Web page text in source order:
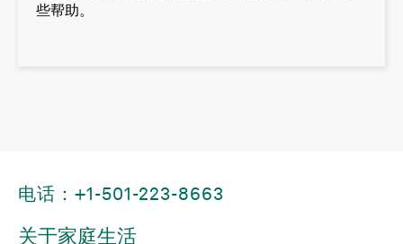
些帮助。
电话：+1-501-223-8663
关于家庭生活